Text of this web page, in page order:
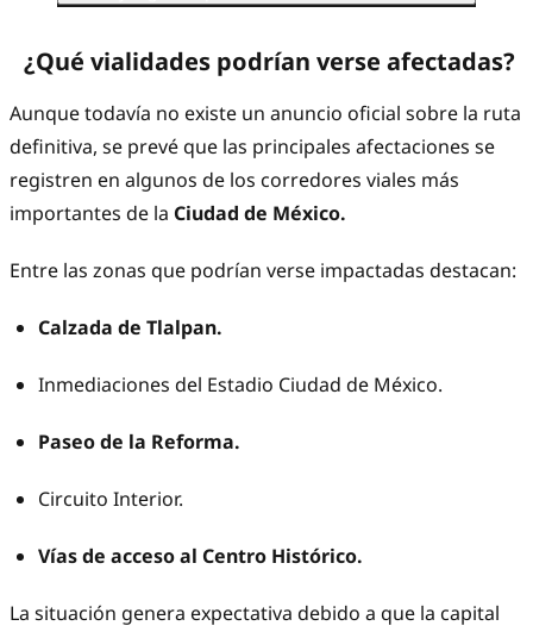
¿Qué vialidades podrían verse afectadas?
Aunque todavía no existe un anuncio oficial sobre la ruta
definitiva, se prevé que las principales afectaciones se
registren en algunos de los corredores viales más
importantes de la Ciudad de México.
Entre las zonas que podrían verse impactadas destacan:
Calzada de Tlalpan.
Inmediaciones del Estadio Ciudad de México.
Paseo de la Reforma.
Circuito Interior.
Vías de acceso al Centro Histórico.
La situación genera expectativa debido a que la capital